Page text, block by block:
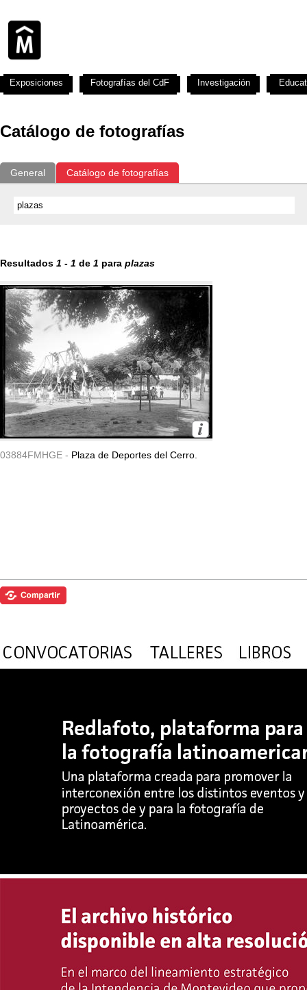
Catálogo de fotografías
General Catálogo de fotografías
Resultados 1 - 1 de 1 para plazas
03884FMHGE - Plaza de Deportes del Cerro.
Exposiciones Fotografías del CdF Investigación